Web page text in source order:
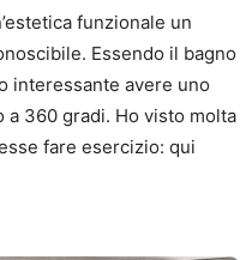
funzionale un
Essendo il bagno
interessante avere uno
360 gradi. Ho visto molta
fare esercizio: qui